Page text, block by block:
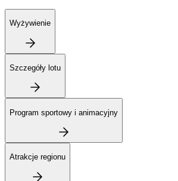
Wyżywienie
Szczegóły lotu
Program sportowy i animacyjny
Atrakcje regionu